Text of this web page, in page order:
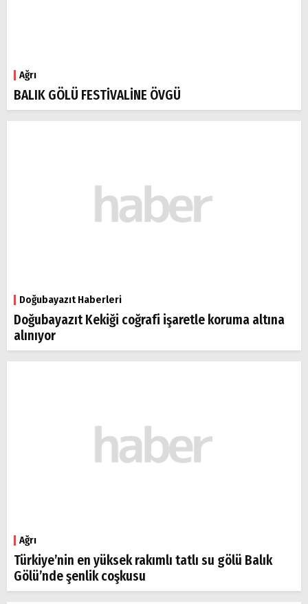
Ağrı
BALIK GÖLÜ FESTİVALİNE ÖVGÜ
Doğubayazıt Haberleri
Doğubayazıt Kekiği coğrafi işaretle koruma altına
alınıyor
Ağrı
Türkiye’nin en yüksek rakımlı tatlı su gölü Balık
Gölü’nde şenlik coşkusu